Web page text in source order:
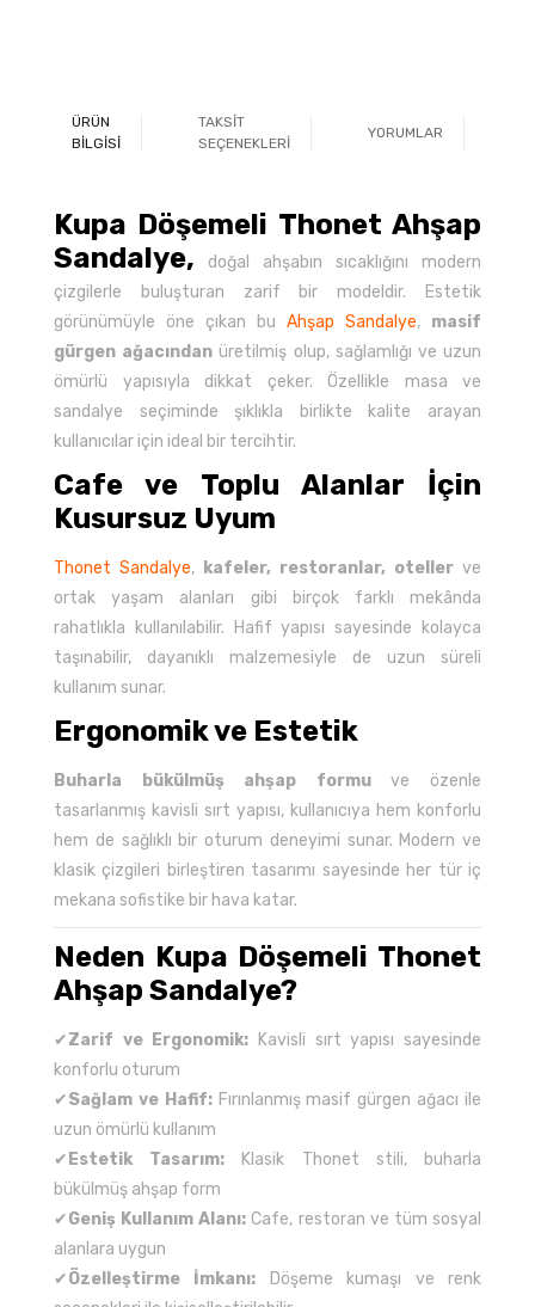
ÜRÜN
BİLGİSİ
TAKSİT
SEÇENEKLERİ
YORUMLAR
Kupa Döşemeli Thonet Ahşap
Sandalye, doğal ahşabın sıcaklığını modern
çizgilerle buluşturan zarif bir modeldir. Estetik
görünümüyle öne çıkan bu Ahşap Sandalye, masif
gürgen ağacından üretilmiş olup, sağlamlığı ve uzun
ömürlü yapısıyla dikkat çeker. Özellikle masa ve
sandalye seçiminde şıklıkla birlikte kalite arayan
kullanıcılar için ideal bir tercihtir.
Cafe ve Toplu Alanlar İçin
Kusursuz Uyum
Thonet Sandalye, kafeler, restoranlar, oteller ve
ortak yaşam alanları gibi birçok farklı mekânda
rahatlıkla kullanılabilir. Hafif yapısı sayesinde kolayca
taşınabilir, dayanıklı malzemesiyle de uzun süreli
kullanım sunar.
Ergonomik ve Estetik
Buharla bükülmüş ahşap formuve özenle
tasarlanmış kavisli sırt yapısı, kullanıcıya hem konforlu
hem de sağlıklı bir oturum deneyimi sunar. Modern ve
klasik çizgileri birleştiren tasarımı sayesinde her tür iç
mekana sofistike bir hava katar.
Neden Kupa Döşemeli Thonet
Ahşap Sandalye?
✔Zarif ve Ergonomik: Kavisli sırt yapısı sayesinde
konforlu oturum
✔Sağlam ve Hafif:Fırınlanmış masif gürgen ağacı ile
uzun ömürlü kullanım
✔ Estetik Tasarım: Klasik Thonet stili, buharla
bükülmüş ahşap form
✔Geniş Kullanım Alanı: Cafe, restoran ve tüm sosyal
alanlara uygun
✔Özelleştirme İmkanı: Döşeme kumaşı ve renk